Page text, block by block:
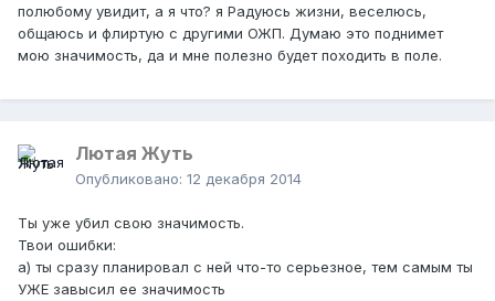
полюбому увидит, а я что? я Радуюсь жизни, веселюсь,
общаюсь и флиртую с другими ОЖП. Думаю это поднимет
мою значимость, да и мне полезно будет походить в поле.
Лютая Жуть
Опубликовано: 12 декабря 2014
Ты уже убил свою значимость.
Твои ошибки:
а) ты сразу планировал с ней что-то серьезное, тем самым ты
УЖЕ завысил ее значимость